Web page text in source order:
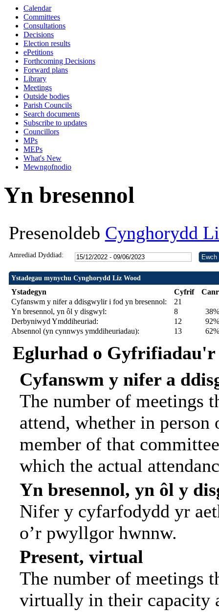
Calendar
Committees
Consultations
Decisions
Election results
ePetitions
Forthcoming Decisions
Forward plans
Library
Meetings
Outside bodies
Parish Councils
Search documents
Subscribe to updates
Councillors
MPs
MEPs
What's New
Mewngofnodio
Yn bresennol
Presenoldeb Cynghorydd
Amrediad Dyddiad:
Ystadegau mynychu Cynghorydd Liz Wood
Ystadegyn Cyfrif
Cyfanswm y nifer a ddisgwylir i fod yn bresennol:
21
Yn bresennol, yn ôl y disgwyl:
8
38%
Derbyniwyd Ymddiheuriad:
12
Absennol (yn cynnwys ymddiheuriadau):
13 62%
Eglurhad o Gyfrifiadau'r
Cyfanswm y nifer a
The number of meetings
attend, whether in
member of that
which the actual
Yn bresennol, yn ôl y
Nifer y cyfarfodydd yr
o’r pwyllgor hwnnw.
Present, virtual
The number of meetings
virtually in their capacity